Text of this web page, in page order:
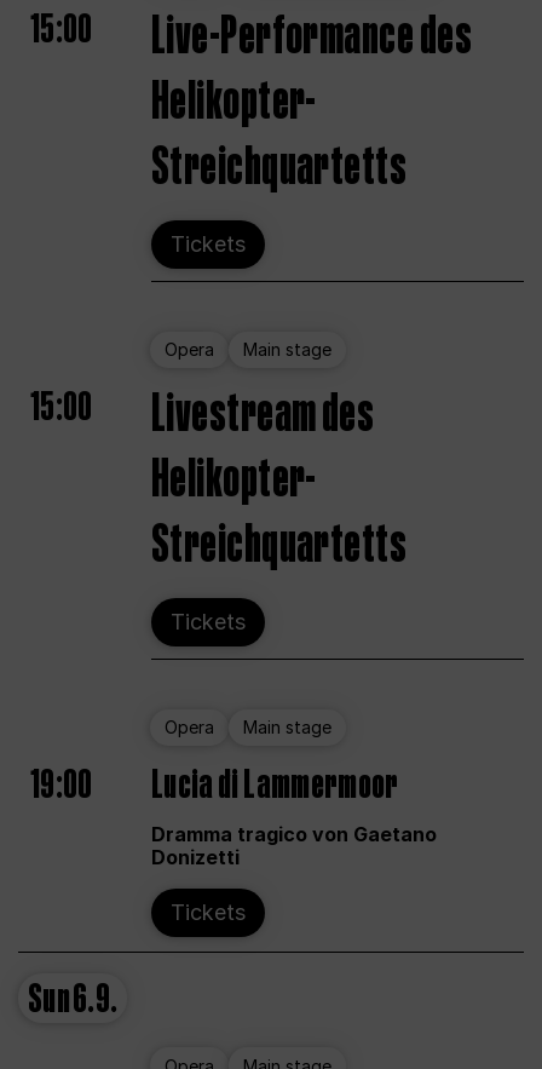
15:00
Live-Performance des
Helikopter-
Streichquartetts
Tickets
Opera Main stage
15:00
Livestream des
Helikopter-
Streichquartetts
Tickets
Opera Main stage
19:00 Lucia di Lammermoor
Dramma tragico von Gaetano
Donizetti
Tickets
Sun6.9.